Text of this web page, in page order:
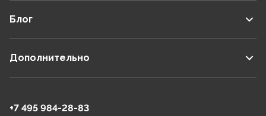
Блог
Дополнительно
+7 495 984-28-83